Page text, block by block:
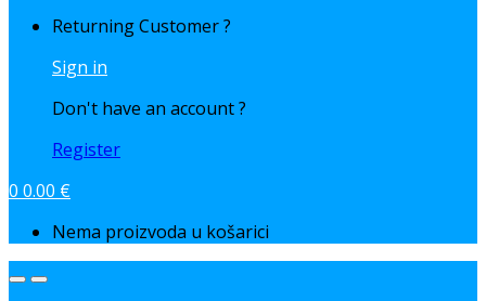
Returning Customer ?
Sign in
Don't have an account ?
Register
0 0.00 €
Nema proizvoda u košarici